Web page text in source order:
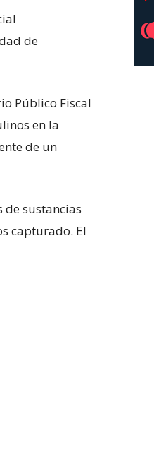
de
Público Fiscal
en la
de un
de sustancias
capturado. El